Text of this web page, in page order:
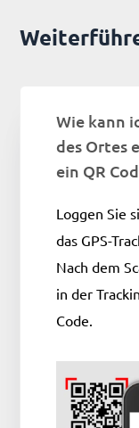
Wie kann
des Ortes
ein QR
Loggen Sie
das GPS-
Nach dem
in der
Code.